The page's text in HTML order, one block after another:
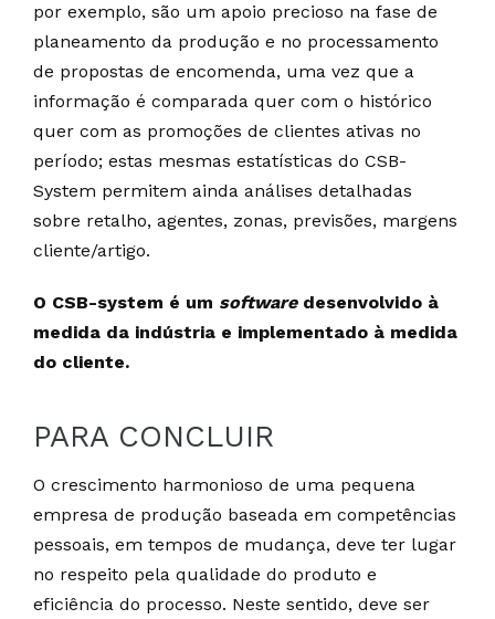
por exemplo, são um apoio precioso na fase de
planeamento da produção e no processamento
de propostas de encomenda, uma vez que a
informação é comparada quer com o histórico
quer com as promoções de clientes ativas no
período; estas mesmas estatísticas do CSB-
System permitem ainda análises detalhadas
sobre retalho, agentes, zonas, previsões, margens
cliente/artigo.
O CSB-system é um software desenvolvido à
medida da indústria e implementado à medida
do cliente.
PARA CONCLUIR
O crescimento harmonioso de uma pequena
empresa de produção baseada em competências
pessoais, em tempos de mudança, deve ter lugar
no respeito pela qualidade do produto e
eficiência do processo. Neste sentido, deve ser